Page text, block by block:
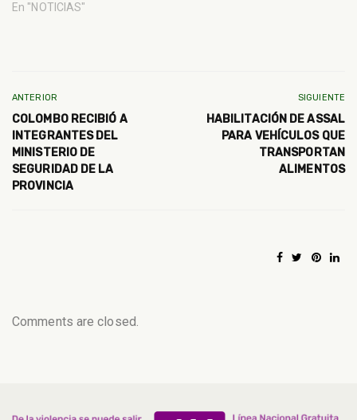
En "NOTICIAS"
ANTERIOR
COLOMBO RECIBIÓ A
INTEGRANTES DEL
MINISTERIO DE
SEGURIDAD DE LA
PROVINCIA
SIGUIENTE
HABILITACIÓN DE ASSAL
PARA VEHÍCULOS QUE
TRANSPORTAN
ALIMENTOS
Comments are closed.